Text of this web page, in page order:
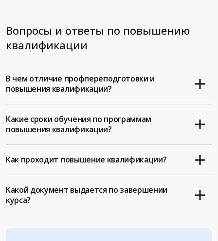
Вопросы и ответы по повышению
квалификации
В чем отличие профпереподготовки и
повышения квалификации?
Какие сроки обучения по программам
повышения квалификации?
Как проходит повышение квалификации?
Какой документ выдается по завершении
курса?